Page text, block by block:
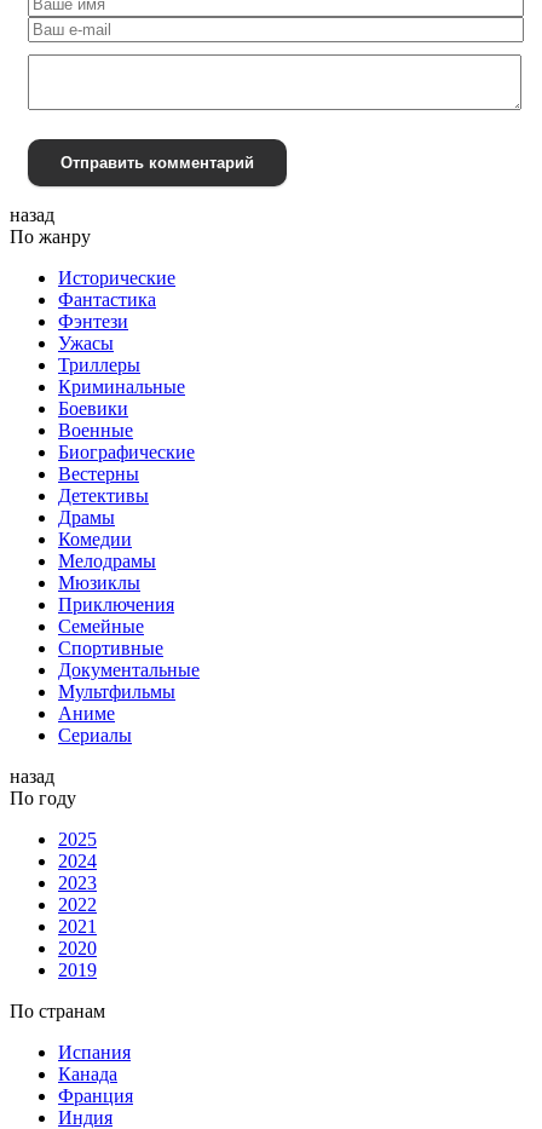
Отправить комментарий
назад
По жанру
Исторические
Фантастика
Фэнтези
Ужасы
Триллеры
Криминальные
Боевики
Военные
Биографические
Вестерны
Детективы
Драмы
Комедии
Мелодрамы
Мюзиклы
Приключения
Семейные
Спортивные
Документальные
Мультфильмы
Аниме
Сериалы
назад
По году
2025
2024
2023
2022
2021
2020
2019
По странам
Испания
Канада
Франция
Индия